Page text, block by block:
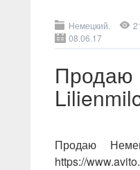
Немецкий.
08.06.17
Продаю
Продаю
https://